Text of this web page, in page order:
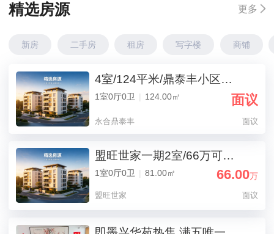
精选房源 更多
新房 二手房 租房 写字楼 商铺
4室/124平米/鼎泰丰小区多层,黄金三楼124平出售
1室0厅0卫 | 124.00㎡ 面议
永合鼎泰丰 面议
盟旺世家一期2室/66万可议/81平米/换房急售价
1室0厅0卫 | 81.00㎡ 66.00万
盟旺世家 面议